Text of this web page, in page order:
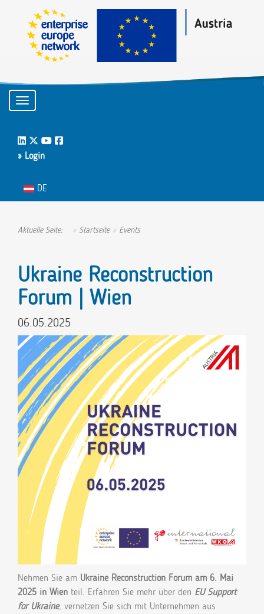
Toggle navigation
LinkedIn
Twitter
Youtube
Facebook
» Login
Sprache auswählen
DE
Aktuelle Seite: Startseite Events
Ukraine Reconstruction
Forum | Wien
06.05.2025
Nehmen Sie am Ukraine Reconstruction Forum am 6. Mai
2025 in Wien teil. Erfahren Sie mehr über den EU Support
for Ukraine, vernetzen Sie sich mit Unternehmen aus